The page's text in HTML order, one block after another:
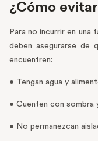
¿Cómo
Para no incurrir en una
deben asegurarse de
encuentren:
• Tengan agua y
• Cuenten con
• No permanezcan